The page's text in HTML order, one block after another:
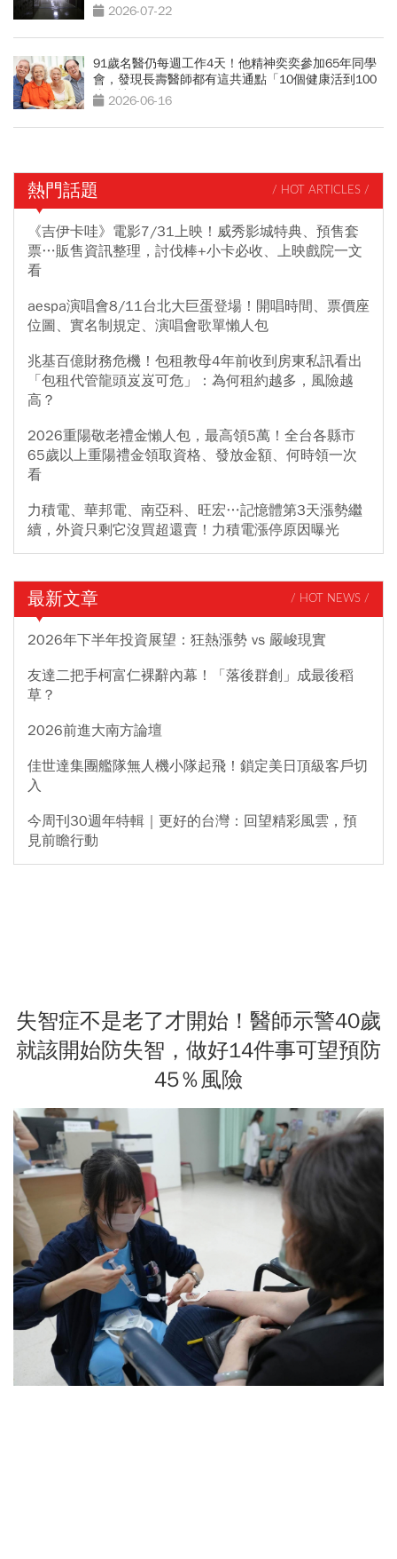
2026-07-22
91歲名醫仍每週工作4天！他精神奕奕參加65年同學
會，發現長壽醫師都有這共通點「10個健康活到100
歲秘訣」
2026-06-16
熱門話題 / HOT ARTICLES /
《吉伊卡哇》電影7/31上映！威秀影城特典、預售套
票…販售資訊整理，討伐棒+小卡必收、上映戲院一文
看
aespa演唱會8/11台北大巨蛋登場！開唱時間、票價座
位圖、實名制規定、演唱會歌單懶人包
兆基百億財務危機！包租教母4年前收到房東私訊看出
「包租代管龍頭岌岌可危」：為何租約越多，風險越
高？
2026重陽敬老禮金懶人包，最高領5萬！全台各縣市
65歲以上重陽禮金領取資格、發放金額、何時領一次
看
力積電、華邦電、南亞科、旺宏…記憶體第3天漲勢繼
續，外資只剩它沒買超還賣！力積電漲停原因曝光
最新文章 / HOT NEWS /
2026年下半年投資展望：狂熱漲勢 vs 嚴峻現實
友達二把手柯富仁裸辭內幕！「落後群創」成最後稻
草？
2026前進大南方論壇
佳世達集團艦隊無人機小隊起飛！鎖定美日頂級客戶切
入
今周刊30週年特輯｜更好的台灣：回望精彩風雲，預
見前瞻行動
失智症不是老了才開始！醫師示警40歲
就該開始防失智，做好14件事可望預防
45％風險